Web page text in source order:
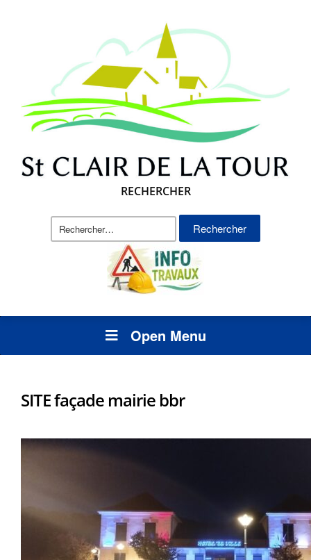
RECHERCHER
Rechercher :
Open Menu
SITE façade mairie bbr